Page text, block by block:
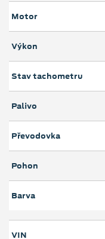
Motor
Výkon
Stav tachometru
Palivo
Převodovka
Pohon
Barva
VIN